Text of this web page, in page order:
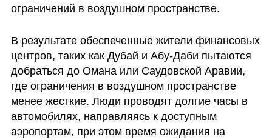
ограничений в воздушном пространстве.
В результате обеспеченные жители финансовых
центров, таких как Дубай и Абу-Даби пытаются
добраться до Омана или Саудовской Аравии,
где ограничения в воздушном пространстве
менее жесткие. Люди проводят долгие часы в
автомобилях, направляясь к доступным
аэропортам, при этом время ожидания на